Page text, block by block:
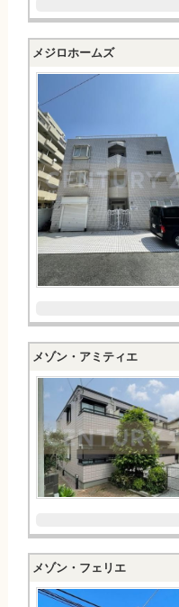
メジロホームズ
メゾン・アミティエ
メゾン・フェリエ